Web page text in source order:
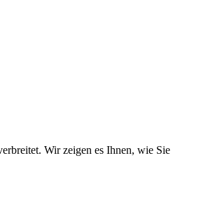
Wir zeigen es Ihnen, wie Sie